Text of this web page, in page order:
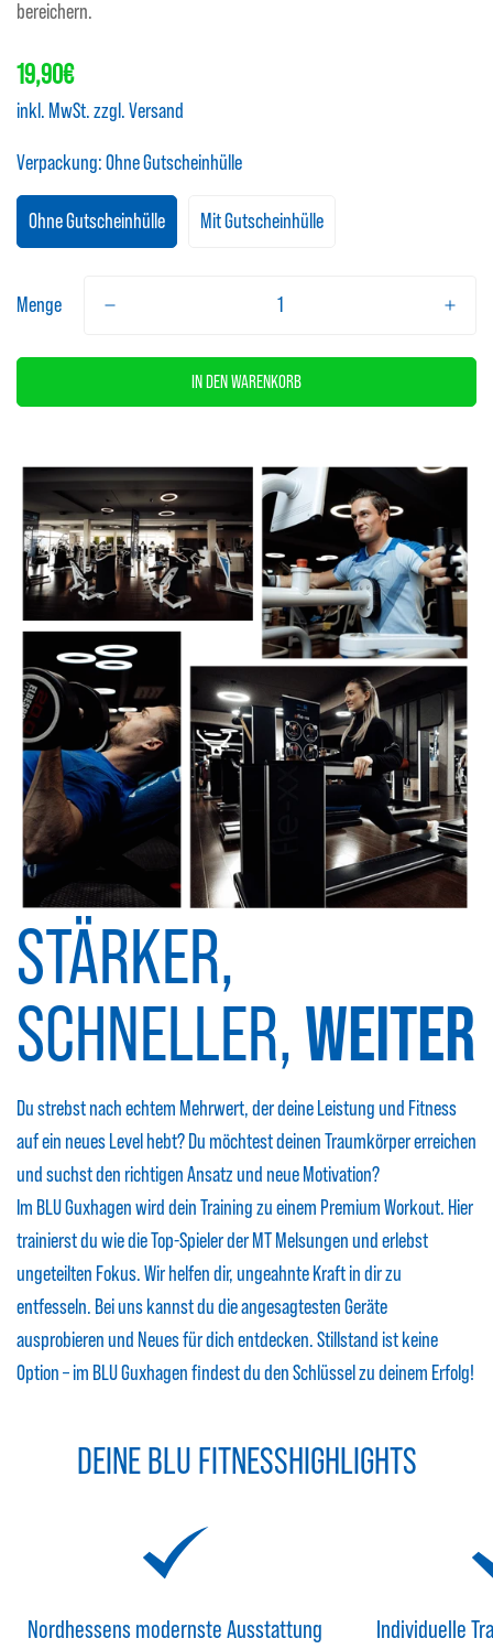
bereichern.
Regulärer
Preis
19,90€
inkl. MwSt. zzgl. Versand
Verpackung: Ohne Gutscheinhülle
Ohne Gutscheinhülle Mit Gutscheinhülle
Menge
IN DEN WARENKORB
STÄRKER,
SCHNELLER, WEITER
Du strebst nach echtem Mehrwert, der deine Leistung und Fitness
auf ein neues Level hebt? Du möchtest deinen Traumkörper erreichen
und suchst den richtigen Ansatz und neue Motivation?
Im BLU Guxhagen wird dein Training zu einem Premium Workout. Hier
trainierst du wie die Top-Spieler der MT Melsungen und erlebst
ungeteilten Fokus. Wir helfen dir, ungeahnte Kraft in dir zu
entfesseln. Bei uns kannst du die angesagtesten Geräte
ausprobieren und Neues für dich entdecken. Stillstand ist keine
Option – im BLU Guxhagen findest du den Schlüssel zu deinem Erfolg!
DEINE BLU FITNESSHIGHLIGHTS
Nordhessens modernste Ausstattung Individuelle